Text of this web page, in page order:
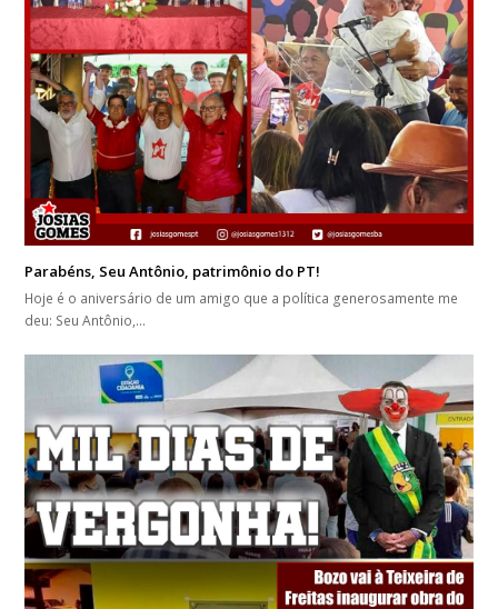
Parabéns, Seu Antônio, patrimônio do PT!
Hoje é o aniversário de um amigo que a política generosamente me
deu: Seu Antônio,…